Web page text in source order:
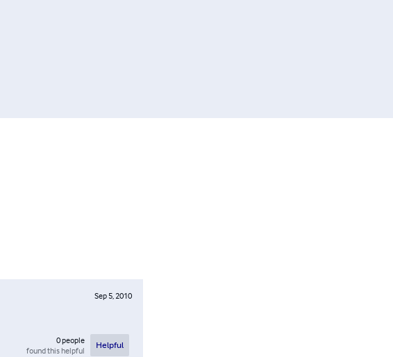
Sep 5, 2010
0people
found this helpful
Helpful